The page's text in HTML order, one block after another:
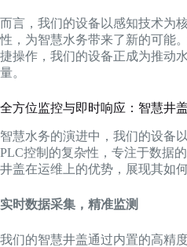
而言，我们的设备以感知技术为
性，为智慧水务带来了新的可能
捷操作，我们的设备正成为推动
量。
全方位监控与即时响应：智慧井
智慧水务的演进中，我们的设备
PLC控制的复杂性，专注于数据
井盖在运维上的优势，展现其如
实时数据采集，精准监测
我们的智慧井盖通过内置的高精